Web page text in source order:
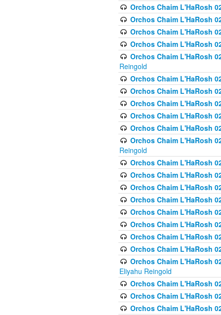
Orchos Chaim L'HaRosh
Orchos Chaim L'HaRosh
Orchos Chaim L'HaRosh
Orchos Chaim L'HaRosh
Orchos Chaim L'HaRosh
Reingold
Orchos Chaim L'HaRosh
Orchos Chaim L'HaRosh
Orchos Chaim L'HaRosh
Orchos Chaim L'HaRosh
Orchos Chaim L'HaRosh
Orchos Chaim L'HaRosh
Reingold
Orchos Chaim L'HaRosh
Orchos Chaim L'HaRosh
Orchos Chaim L'HaRosh
Orchos Chaim L'HaRosh
Orchos Chaim L'HaRosh
Orchos Chaim L'HaRosh
Orchos Chaim L'HaRosh
Orchos Chaim L'HaRosh
Orchos Chaim L'HaRosh
Eliyahu Reingold
Orchos Chaim L'HaRosh
Orchos Chaim L'HaRosh
Orchos Chaim L'HaRosh